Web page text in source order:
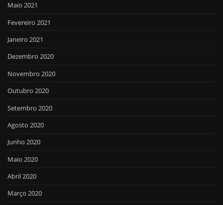
Maio 2021
Fevereiro 2021
Janeiro 2021
Dezembro 2020
Novembro 2020
Outubro 2020
Setembro 2020
Agosto 2020
Junho 2020
Maio 2020
Abril 2020
Março 2020